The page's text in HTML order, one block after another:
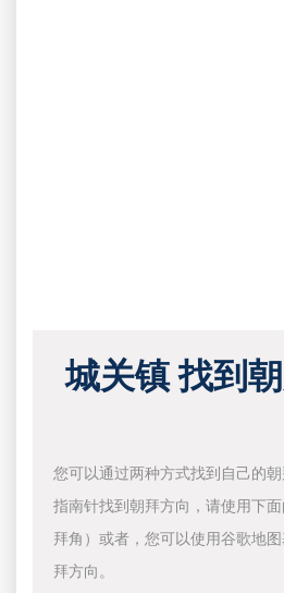
城关镇 找到
您可以通过两种方式找到自己的
指南针找到朝拜方向，请使用下
拜角）或者，您可以使用谷歌地
拜方向。